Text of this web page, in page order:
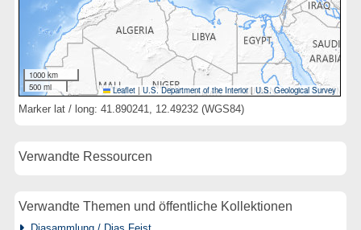
1000 km
500 mi
Leaflet | U.S. Department of the Interior|U.S. Geological Survey
Marker lat / long: 41.890241, 12.49232 (WGS84)
Verwandte Ressourcen
Verwandte Themen und öffentliche Kollektionen